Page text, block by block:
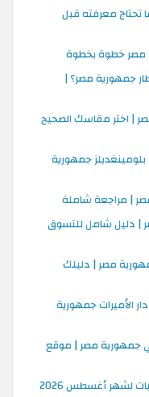
معرفته قبل
مصر خطوة بخطوة
جمهورية مصر؟ |
| اختر مقاسك الصحيح
جمهورية
| مراجعة شاملة
| دليل شامل للتسوق
مصر | دليلك
الأميرات جمهورية
جمهورية مصر | موقع
لشهر أغسطس 2026